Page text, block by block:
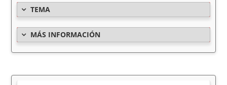
TEMA
MÁS INFORMACIÓN